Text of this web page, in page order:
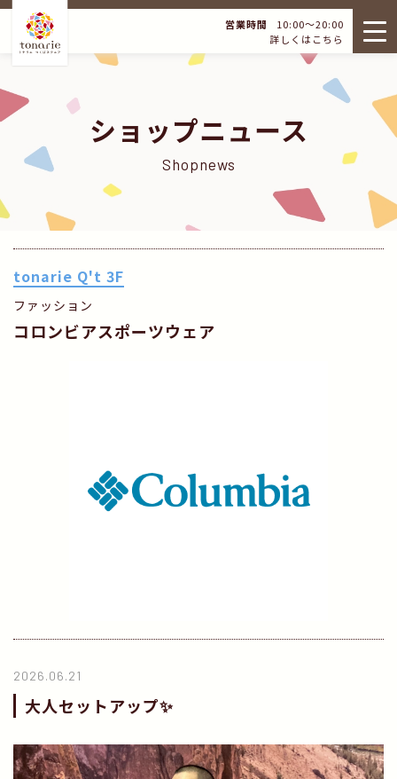
営業時間
10:00～20:00
詳しくはこちら
ショップニュース
Shopnews
tonarie Q't 3F
ファッション
コロンビアスポーツウェア
2026.06.21
大人セットアップ✨